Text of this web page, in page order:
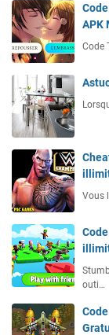
APK
Code
Vous
outi…